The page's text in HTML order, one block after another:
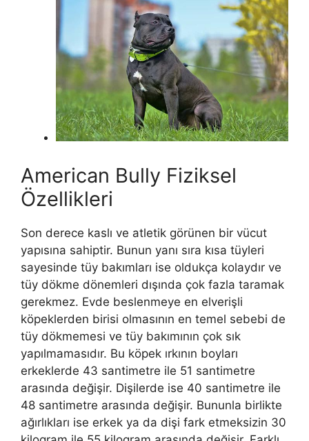
American Bully Fiziksel
Özellikleri
Son derece kaslı ve atletik görünen bir vücut
yapısına sahiptir. Bunun yanı sıra kısa tüyleri
sayesinde tüy bakımları ise oldukça kolaydır ve
tüy dökme dönemleri dışında çok fazla taramak
gerekmez. Evde beslenmeye en elverişli
köpeklerden birisi olmasının en temel sebebi de
tüy dökmemesi ve tüy bakımının çok sık
yapılmamasıdır. Bu köpek ırkının boyları
erkeklerde 43 santimetre ile 51 santimetre
arasında değişir. Dişilerde ise 40 santimetre ile
48 santimetre arasında değişir. Bununla birlikte
ağırlıkları ise erkek ya da dişi fark etmeksizin 30